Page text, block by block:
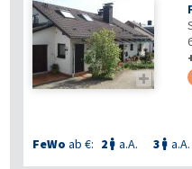

FeWo ab €: 2  a.A. 3  a.A.